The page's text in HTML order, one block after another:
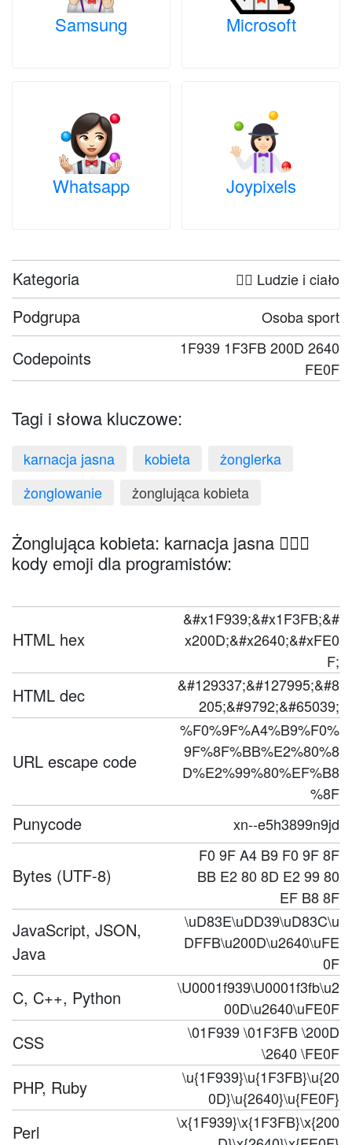
Samsung Microsoft
Whatsapp Joypixels
Kategoria 🤦‍♀️ Ludzie i ciało
Podgrupa Osoba sport
Codepoints
1F939 1F3FB 200D 2640
FE0F
Tagi i słowa kluczowe:
karnacja jasna kobieta
żonglerka
żonglowanie
żonglująca kobieta
Żonglująca kobieta: karnacja jasna 🤹🏻‍♀️
kody emoji dla programistów:
HTML hex
&#x1F939;&#x1F3FB;&#
x200D;&#x2640;&#xFE0
F;
HTML dec
&#129337;&#127995;&#8
205;&#9792;&#65039;
URL escape code
%F0%9F%A4%B9%F0%
9F%8F%BB%E2%80%8
D%E2%99%80%EF%B8
%8F
Punycode xn--e5h3899n9jd
Bytes (UTF-8)
F0 9F A4 B9 F0 9F 8F
BB E2 80 8D E2 99 80
EF B8 8F
JavaScript, JSON,
Java
\uD83E\uDD39\uD83C\u
DFFB\u200D\u2640\uFE
0F
C, C++, Python
\U0001f939\U0001f3fb\u2
00D\u2640\uFE0F
CSS
\01F939 \01F3FB \200D
\2640 \FE0F
PHP, Ruby
\u{1F939}\u{1F3FB}\u{20
0D}\u{2640}\u{FE0F}
Perl
\x{1F939}\x{1F3FB}\x{200